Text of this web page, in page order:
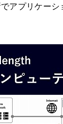
アプリケー